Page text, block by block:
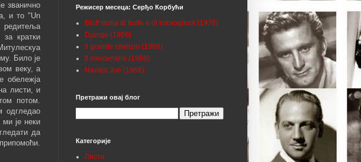
званично
и то "Un
за кратки
Било је
веку, а
обележја
листи, и
потом.
одгледао
је неки
да
Режисер месеца: Серђо Корбући
Bluff storia di truffe e di imbroglioni (1976)
Django (1966)
Il grande silenzio (1968)
Il mercenario (1968)
Navajo Joe (1966)
Претражи овај блог
Категорије
Листе